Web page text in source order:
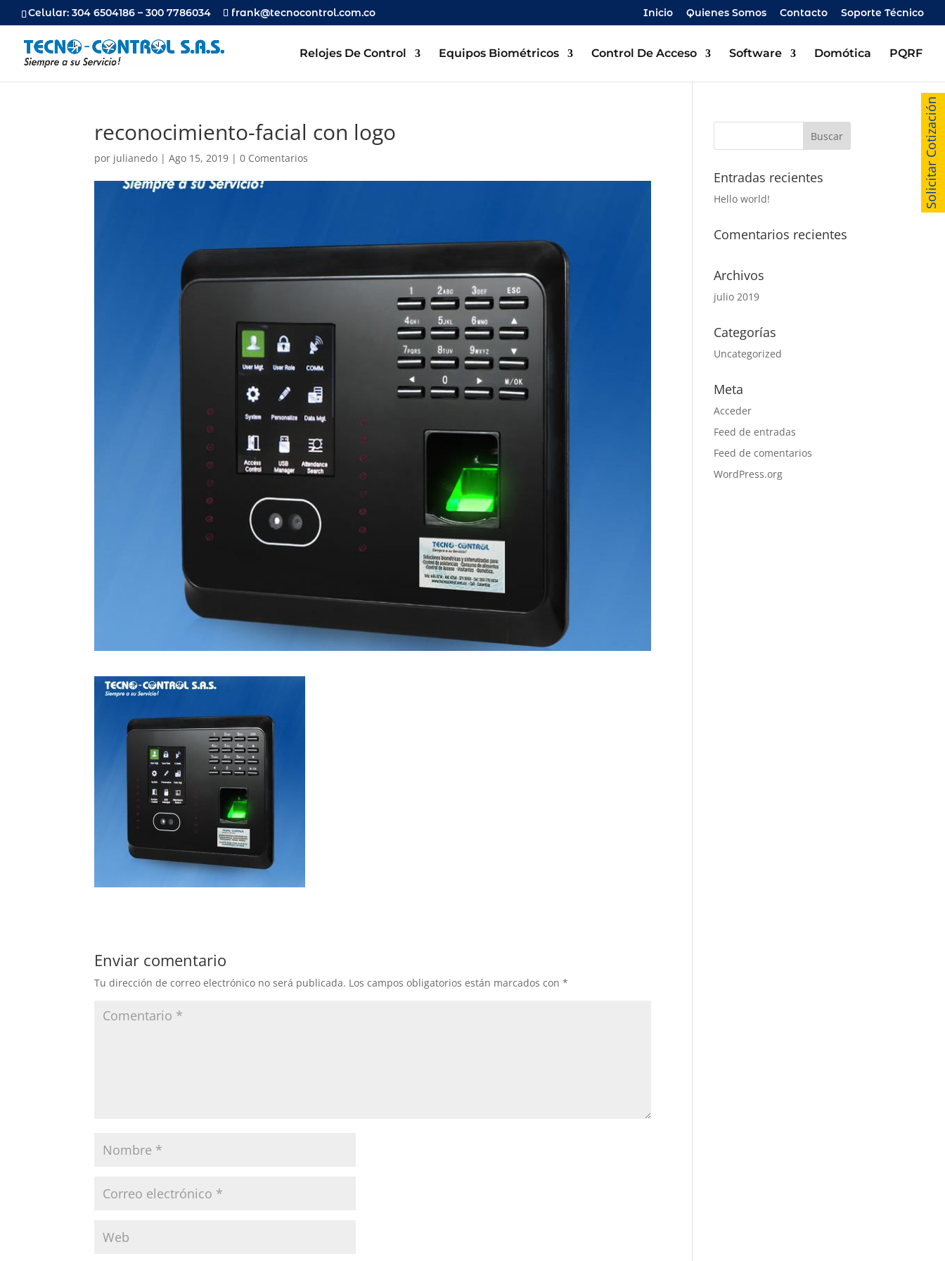
Celular: 304 6504186 – 300 7786034 frank@tecnocontrol.com.co Inicio Quienes Somos Contacto Soporte Técnico
Relojes De Control Equipos Biométricos Control De Acceso Software Domótica PQRF
reconocimiento-facial con logo
por julianedo |Ago 15, 2019 |0 Comentarios
Enviar comentario
Tu dirección de correo electrónico no será publicada. Los campos obligatorios están marcados con*
Entradas recientes
Hello world!
Comentarios recientes
Archivos
julio 2019
Categorías
Uncategorized
Meta
Acceder
Feed de entradas
Feed de comentarios
WordPress.org
Solicitar Cotización